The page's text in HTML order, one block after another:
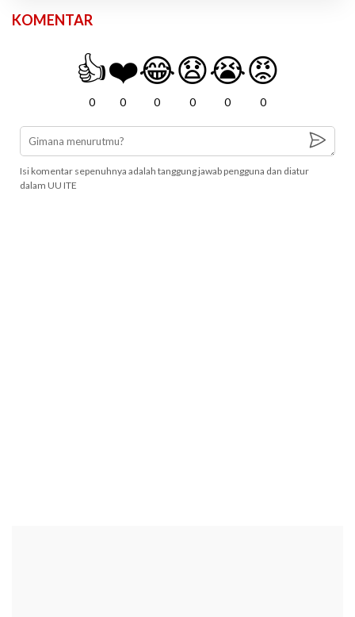
KOMENTAR
👍
0
❤️
0
😂
0
😧
0
😭
0
😡
0
Isi komentar sepenuhnya adalah tanggung jawab pengguna dan diatur
dalam UU ITE